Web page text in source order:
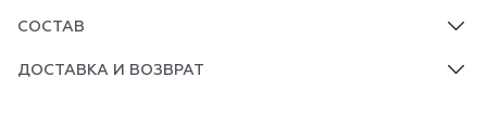
СОСТАВ
ДОСТАВКА И ВОЗВРАТ